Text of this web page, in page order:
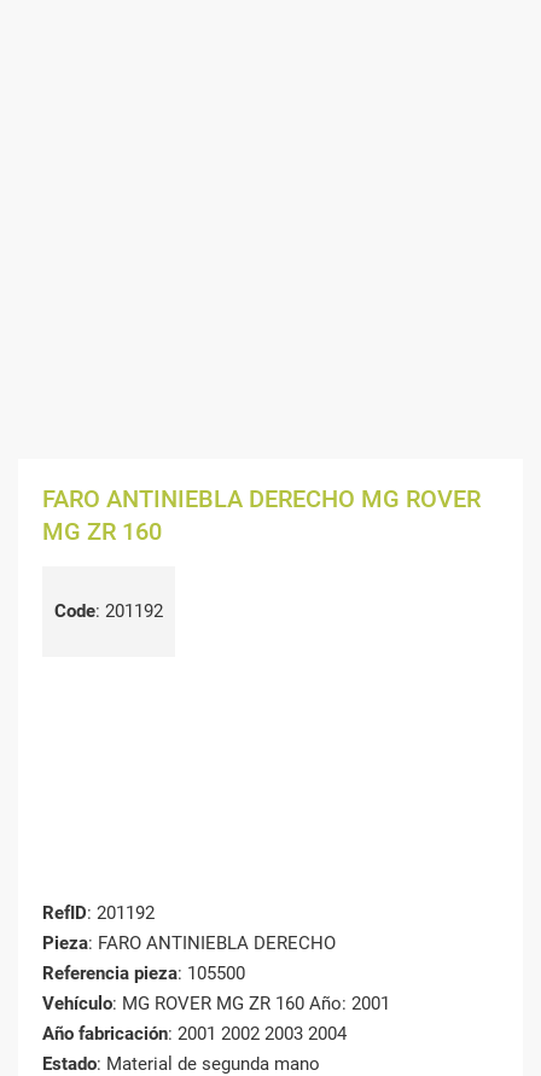
FARO ANTINIEBLA DERECHO MG ROVER
MG ZR 160
Code: 201192
RefID: 201192
Pieza: FARO ANTINIEBLA DERECHO
Referencia pieza: 105500
Vehículo: MG ROVER MG ZR 160 Año: 2001
Año fabricación: 2001 2002 2003 2004
Estado: Material de segunda mano